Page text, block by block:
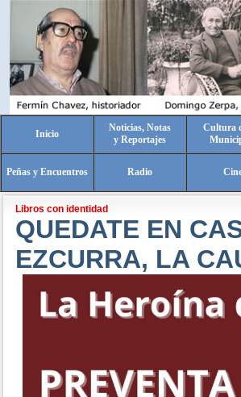
Inicio
Noticias, Notas
y Reportajes
Cultura
Peñas y Encuentros Radio
Libros con identidad
QUEDATE EN
EZCURRA, LA